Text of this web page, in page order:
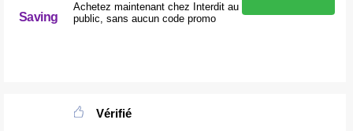
Saving
Achetez maintenant chez Interdit au
public, sans aucun code promo
Vérifié